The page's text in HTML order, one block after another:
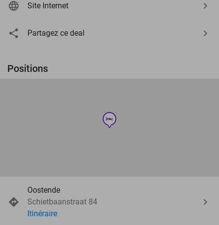
Site Internet
Partagez ce deal
Positions
hotel
Oostende
Schietbaanstraat 84
Itinéraire